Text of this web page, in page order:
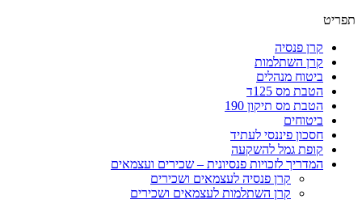
תפריט
קרן פנסיה
קרן השתלמות
ביטוח מנהלים
הטבת מס 125ד
הטבת מס תיקון 190
ביטוחים
חסכון פיננסי לעתיד
קופת גמל להשקעה
המדריך לזכויות פנסיונית – שכירים ועצמאים
קרן פנסיה לעצמאים ושכירים
קרן השתלמות לעצמאים ושכירים